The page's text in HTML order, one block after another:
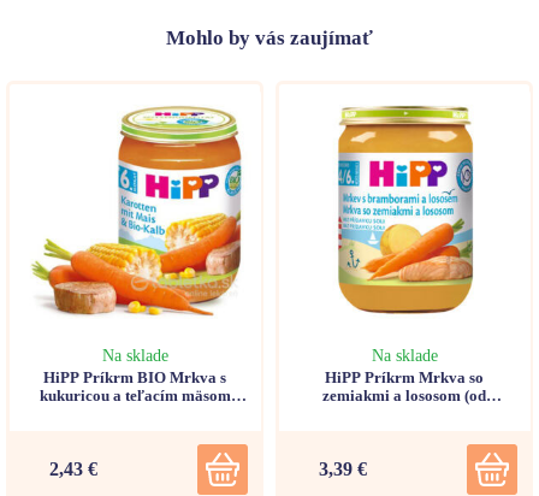
Mohlo by vás zaujímať
Na sklade
HiPP Príkrm BIO Mrkva s
kukuricou a teľacím mäsom
2,43 €
Na sklade
HiPP Príkrm Mrkva so
zemiakmi a lososom (od
3,39 €